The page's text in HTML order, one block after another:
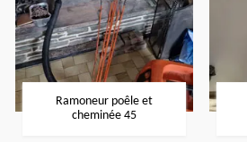
Ramoneur poêle et
cheminée 45